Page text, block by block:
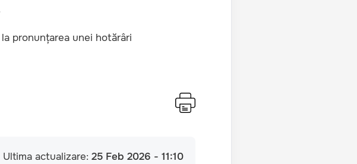
pronunțarea unei hotărâri
Ultima actualizare: 25 Feb 2026 - 11:10